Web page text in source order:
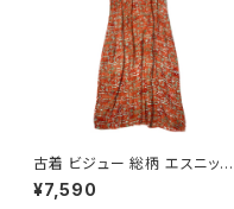
古着 ビジュー 総柄 エスニック
柄 ロング丈 半袖 ワンピース オ
レンジ (otu2605039)
¥7,590